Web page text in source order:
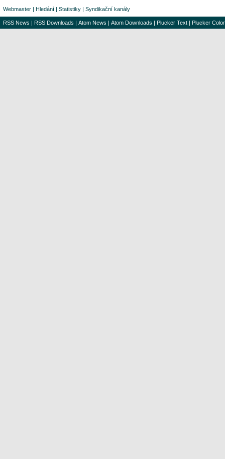
Webmaster | Hledání | Statistiky | Syndikační kanály
RSS News | RSS Downloads | Atom News | Atom Downloads | Plucker Text | Plucker Color